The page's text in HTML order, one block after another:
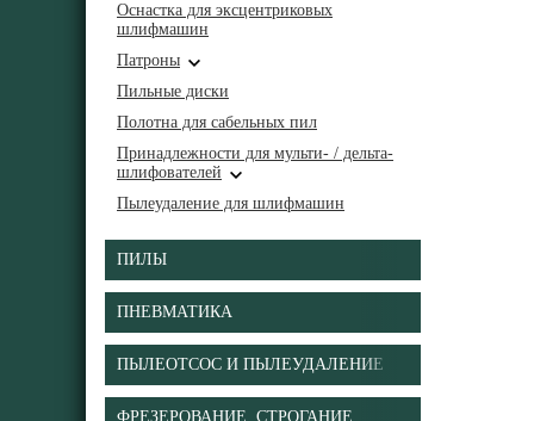
Оснастка для эксцентриковых
шлифмашин
Патроны
Пильные диски
Полотна для сабельных пил
Принадлежности для мульти- / дельта-
шлифователей
Пылеудаление для шлифмашин
ПИЛЫ
ПНЕВМАТИКА
ПЫЛЕОТСОС И ПЫЛЕУДАЛЕНИЕ
ФРЕЗЕРОВАНИЕ, СТРОГАНИЕ